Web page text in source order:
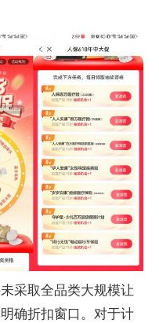
采取全品类大规模让
确折扣窗口。对于计